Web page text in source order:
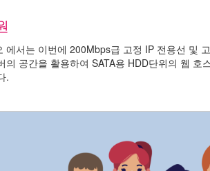
에서는 이번에 200Mbps급 고정 IP 전용선 및
의 공간을 활용하여 SATA용 HDD단위의 웹 호
.